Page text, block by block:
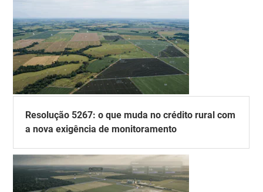
Resolução 5267: o que muda no crédito rural com
a nova exigência de monitoramento